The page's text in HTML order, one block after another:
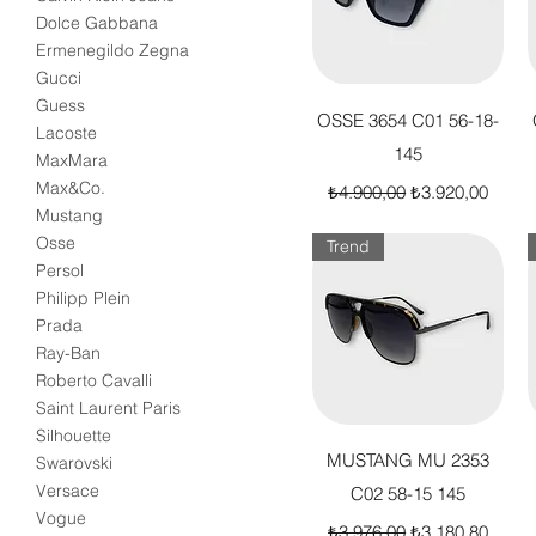
Dolce Gabbana
Ermenegildo Zegna
Gucci
Guess
Lacoste
MaxMara
Max&Co.
Mustang
Osse
Persol
Philipp Plein
Prada
Ray-Ban
Roberto Cavalli
Saint Laurent Paris
Silhouette
Swarovski
Versace
Vogue
Hızlı Bakış
OSSE 3654 C01 56-18-
145
Normal Fiyat
₺4.900,00 İndirimli Fiyat
₺3.920,00
Hızlı Bakış
Trend
MUSTANG MU 2353
C02 58-15 145
Normal Fiyatİndirimli Fiyat